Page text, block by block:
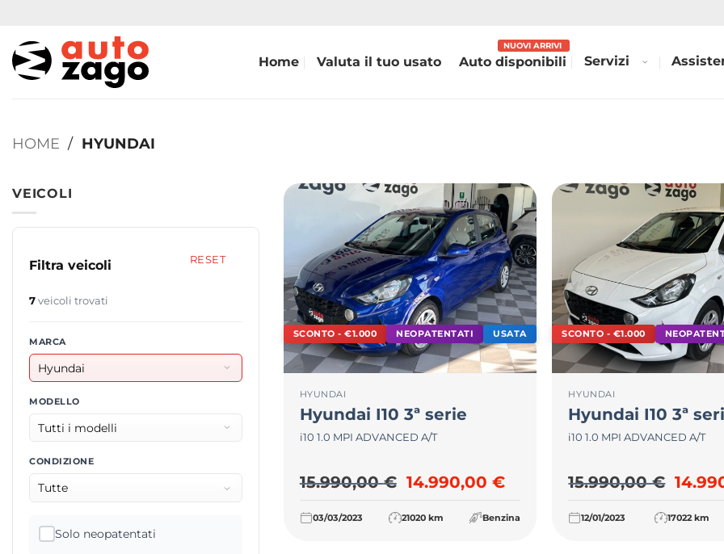
Home Valuta il tuo usato Auto disponibili Servizi
HOME / HYUNDAI
VEICOLI
Filtra veicoli RESET
7veicoli trovati
MARCA
MODELLO
CONDIZIONE
Solo neopatentati
Hyundai
SCONTO - €1.000 NEOPATENTATI USATA
HYUNDAI
Hyundai I10 3ª serie
i10 1.0 MPI ADVANCED A/T
15.990,00€ Il prezzo originale era: 15.990,00 €.
14.990,00 €Il prezzo attuale è:
03/03/2023 21020 km Benzina
SCONTO - €1.000
HYUNDAI
Hyundai I10 3ª
i10 1.0 MPI ADVANCED A/T
15.990,00€ Il
12/01/2023 17022 km